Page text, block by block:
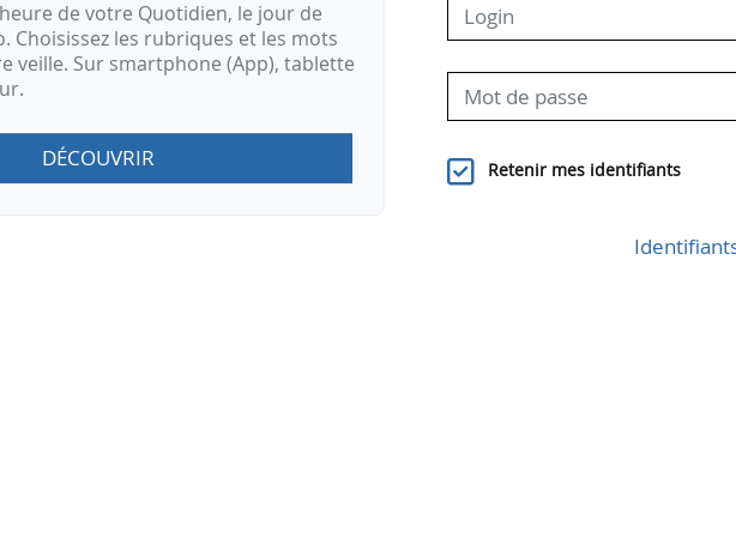
de votre Quotidien, le jour de
Choisissez les rubriques et les mots
veille. Sur smartphone (App), tablette
DÉCOUVRIR Retenir mes identifiants